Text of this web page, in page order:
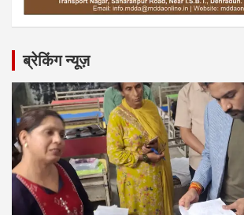
ब्रेकिंग न्यूज़